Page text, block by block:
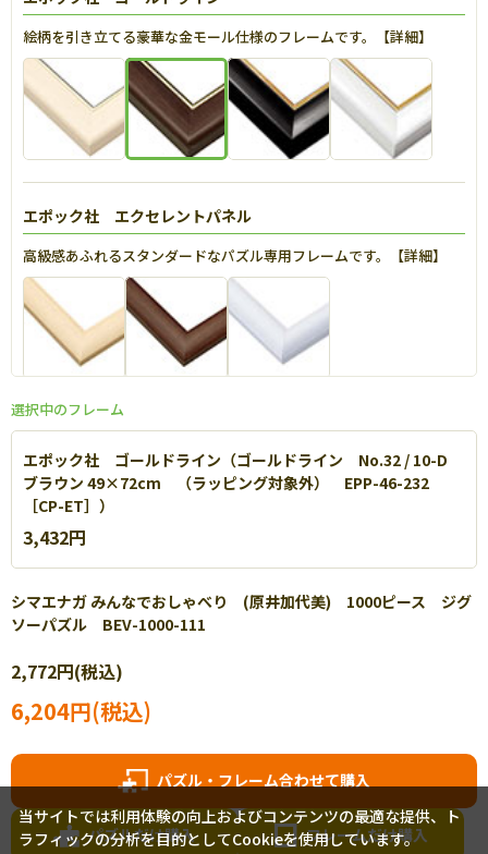
絵柄を引き立てる豪華な金モール仕様のフレームです。【詳細】
エポック社 エクセレントパネル
高級感あふれるスタンダードなパズル専用フレームです。【詳細】
エポック社 パネルマックス
軽量なアルミを使用し丈夫で扱いやすいパネルです。【 詳細 】
様！
選択中のフレーム
エポック社 ゴールドライン（ゴールドライン No.32 / 10-D
ブラウン 49×72cm （ラッピング対象外） EPP-46-232
［CP-ET］）
3,432円
シマエナガ みんなでおしゃべり (原井加代美) 1000ピース ジグ
ソーパズル BEV-1000-111
2,772円(税込)
6,204円(税込)
パズル・フレーム合わせて購入
パズルだけ購入 フレームだけ購入
当サイトでは利用体験の向上およびコンテンツの最適な提供、ト
ラフィックの分析を目的としてCookieを使用しています。